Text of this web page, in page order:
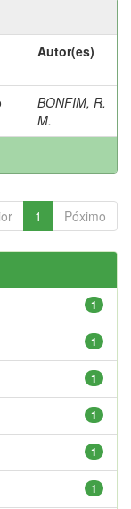
Autor(es)
BONFIM, R.
M.
1 Póximo
1
1
1
1
1
1